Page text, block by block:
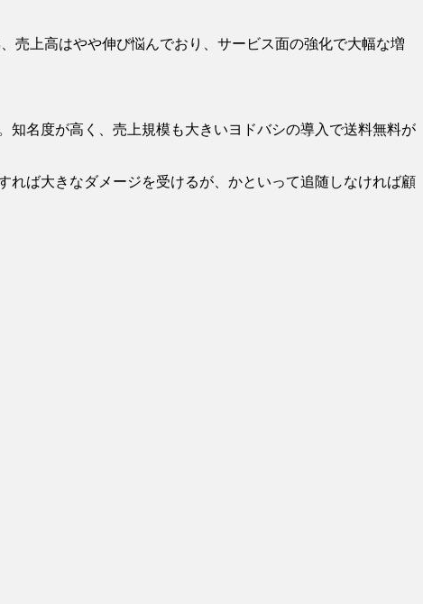
売上高はやや伸び悩んでおり、サービス面の強化で大幅な増
名度が高く、売上規模も大きいヨドバシの導入で送料無料が
ば大きなダメージを受けるが、かといって追随しなければ顧